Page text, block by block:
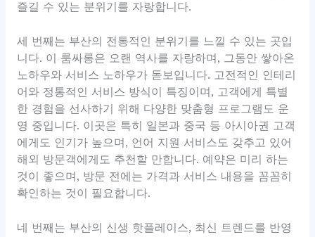
즐길 수 있는 분위기를 자랑합니다.
세 번째는 부산의 전통적인 분위기를 느낄 수 있는 곳입
니다. 이 룸싸롱은 오랜 역사를 자랑하며, 그동안 쌓아온
노하우와 서비스 노하우가 돋보입니다. 고전적인 인테리
어와 정통적인 서비스 방식이 특징이며, 고객에게 특별
한 경험을 선사하기 위해 다양한 맞춤형 프로그램도 운
영 중입니다. 이곳은 특히 일본과 중국 등 아시아권 고객
에게도 인기가 높으며, 언어 지원 서비스도 갖추고 있어
해외 방문객에게도 추천할 만합니다. 예약은 미리 하는
것이 좋으며, 방문 전에는 가격과 서비스 내용을 꼼꼼히
확인하는 것이 필요합니다.
네 번째는 부산의 신생 핫플레이스, 최신 트렌드를 반영